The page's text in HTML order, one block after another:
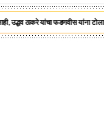
ठाकरे यांचा फडणवीस यांना टोला